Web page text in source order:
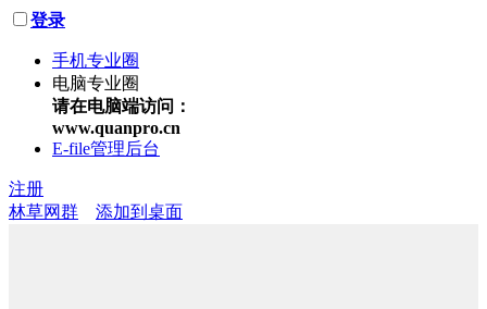
登录
手机专业圈
电脑专业圈
请在电脑端访问：
www.quanpro.cn
E-file管理后台
注册
林草网群
添加到桌面